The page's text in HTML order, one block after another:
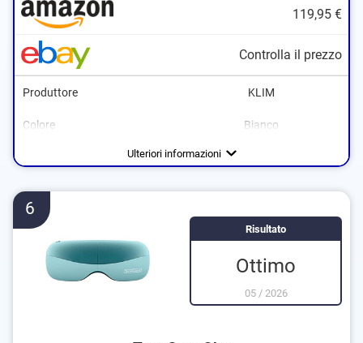
119,95 €
Controlla il prezzo
Produttore KLIM
Colore
Bianco
Ulteriori informazioni
6
Risultato
Ottimo
05/ 2026